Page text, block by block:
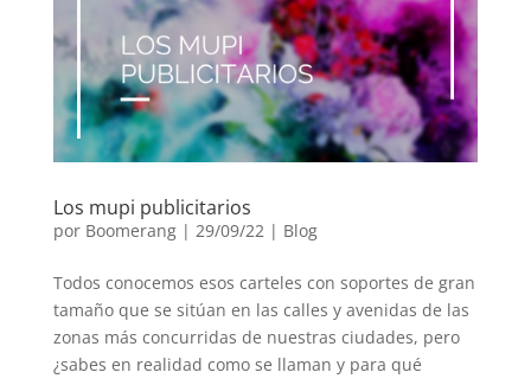
Los mupi publicitarios
por Boomerang| 29/09/22| Blog
Todos conocemos esos carteles con soportes de gran
tamaño que se sitúan en las calles y avenidas de las
zonas más concurridas de nuestras ciudades, pero
¿sabes en realidad como se llaman y para qué